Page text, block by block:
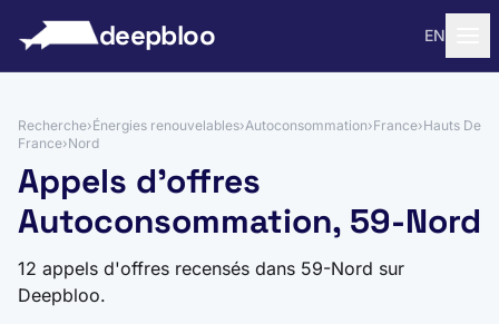
deepbloo EN
Recherche›Énergies renouvelables›Autoconsommation›France›Hauts De
France›Nord
Appels d'offres
Autoconsommation, 59-Nord
12 appels d'offres recensés dans 59-Nord sur
Deepbloo.